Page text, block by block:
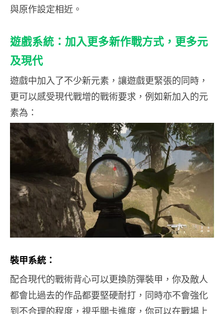
與原作設定相近。
遊戲系統：加入更多新作戰方式，更多元
及現代
遊戲中加入了不少新元素，讓遊戲更緊張的同時，
更可以感受現代戰增的戰術要求，例如新加入的元
素為：
裝甲系統：
配合現代的戰術背心可以更換防彈裝甲，你及敵人
都會比過去的作品都要堅硬耐打，同時亦不會強化
到不合理的程度，視乎關卡進度，你可以在戰場上